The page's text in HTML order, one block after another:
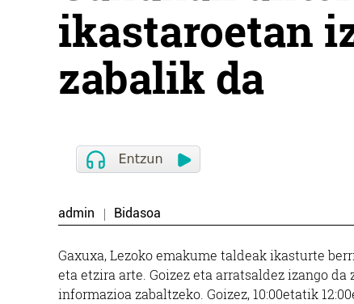
ikastaroetan
zabalik da
admin Bidasoa
Gaxuxa, Lezoko emakume taldeak ikasturte
eta etzira arte. Goizez eta arratsaldez izango
informazioa zabaltzeko. Goizez, 10:00etatik